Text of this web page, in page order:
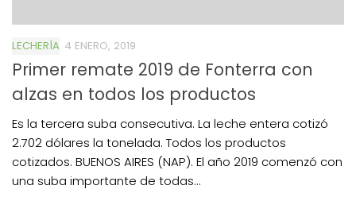
LECHERÍA 4 ENERO, 2019
Primer remate 2019 de Fonterra con
alzas en todos los productos
Es la tercera suba consecutiva. La leche entera cotizó
2.702 dólares la tonelada. Todos los productos
cotizados. BUENOS AIRES (NAP). El año 2019 comenzó con
una suba importante de todas...